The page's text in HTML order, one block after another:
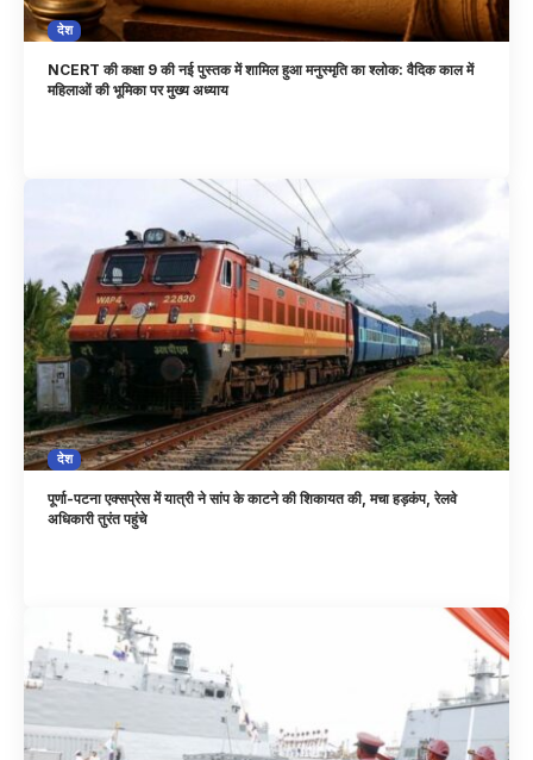
देश
NCERT की कक्षा 9 की नई पुस्तक में शामिल हुआ मनुस्मृति का श्लोक: वैदिक काल में
महिलाओं की भूमिका पर मुख्य अध्याय
देश
पूर्णा-पटना एक्सप्रेस में यात्री ने सांप के काटने की शिकायत की, मचा हड़कंप, रेलवे
अधिकारी तुरंत पहुंचे